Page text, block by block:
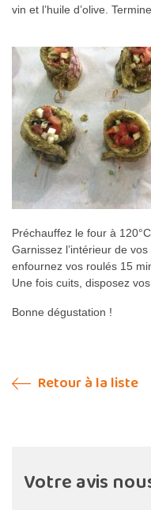
vin et l’huile d’olive.
Préchauffez le four à 120°C
Garnissez l’intérieur de
enfournez vos roulés 15
Une fois cuits, disposez
Bonne dégustation !
Retour à la liste
Votre avis